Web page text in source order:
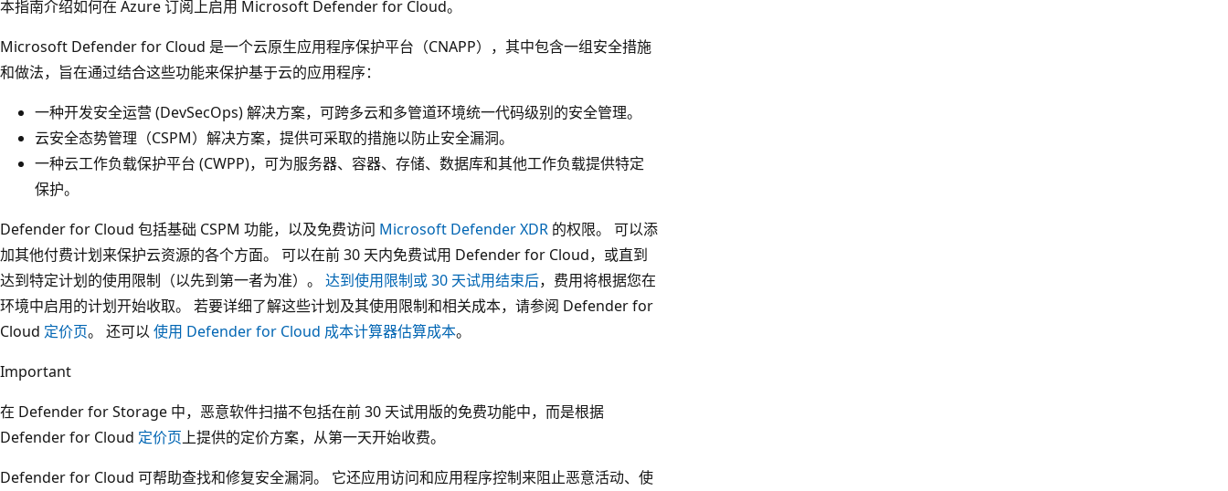
本指南介绍如何在 Azure 订阅上启用 Microsoft Defender for Cloud。
Microsoft Defender for Cloud 是一个云原生应用程序保护平台（CNAPP），其中包含一组安全措施
和做法，旨在通过结合这些功能来保护基于云的应用程序：
一种开发安全运营 (DevSecOps) 解决方案，可跨多云和多管道环境统一代码级别的安全管理。
云安全态势管理（CSPM）解决方案，提供可采取的措施以防止安全漏洞。
一种云工作负载保护平台 (CWPP)，可为服务器、容器、存储、数据库和其他工作负载提供特定
保护。
Defender for Cloud 包括基础 CSPM 功能，以及免费访问 Microsoft Defender XDR 的权限。 可以添
加其他付费计划来保护云资源的各个方面。 可以在前 30 天内免费试用 Defender for Cloud，或直到
达到特定计划的使用限制（以先到第一者为准）。 达到使用限制或 30 天试用结束后，费用将根据您在
环境中启用的计划开始收取。 若要详细了解这些计划及其使用限制和相关成本，请参阅 Defender for
Cloud 定价页。 还可以 使用 Defender for Cloud 成本计算器估算成本。
Important
在 Defender for Storage 中，恶意软件扫描不包括在前 30 天试用版的免费功能中，而是根据
Defender for Cloud 定价页上提供的定价方案，从第一天开始收费。
Defender for Cloud 可帮助查找和修复安全漏洞。 它还应用访问和应用程序控制来阻止恶意活动、使